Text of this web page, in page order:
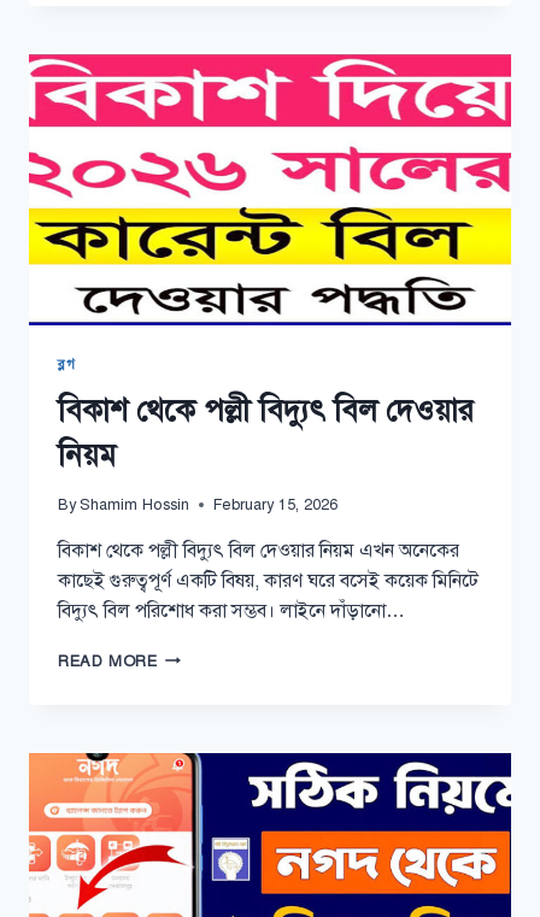
রিচার্জ
করার
নিয়ম
২০২৬
ব্লগ
বিকাশ থেকে পল্লী বিদ্যুৎ বিল দেওয়ার
নিয়ম
By Shamim Hossin February 15, 2026
বিকাশ থেকে পল্লী বিদ্যুৎ বিল দেওয়ার নিয়ম এখন অনেকের
কাছেই গুরুত্বপূর্ণ একটি বিষয়, কারণ ঘরে বসেই কয়েক মিনিটে
বিদ্যুৎ বিল পরিশোধ করা সম্ভব। লাইনে দাঁড়ানো…
READ MOREবিকাশ
বিল
দেওয়ার
নিয়ম